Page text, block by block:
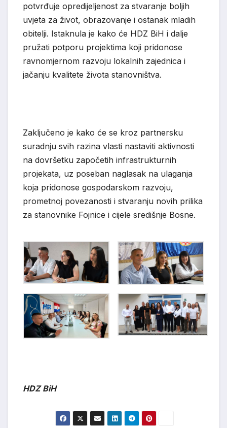
potvrđuje opredijeljenost za stvaranje boljih
uvjeta za život, obrazovanje i ostanak mladih
obitelji. Istaknula je kako će HDZ BiH i dalje
pružati potporu projektima koji pridonose
ravnomjernom razvoju lokalnih zajednica i
jačanju kvalitete života stanovništva.
Zaključeno je kako će se kroz partnersku
suradnju svih razina vlasti nastaviti aktivnosti
na dovršetku započetih infrastrukturnih
projekata, uz poseban naglasak na ulaganja
koja pridonose gospodarskom razvoju,
prometnoj povezanosti i stvaranju novih prilika
za stanovnike Fojnice i cijele središnje Bosne.
HDZ BiH